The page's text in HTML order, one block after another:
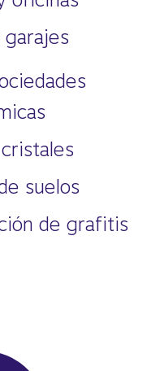
garajes
suelos
de grafitis